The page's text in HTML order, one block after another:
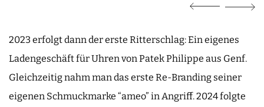
2023 erfolgt dann der erste Ritterschlag: Ein eigenes
Ladengeschäft für Uhren von Patek Philippe aus Genf.
Gleichzeitig nahm man das erste Re-Branding seiner
eigenen Schmuckmarke “ameo” in Angriff. 2024 folgte